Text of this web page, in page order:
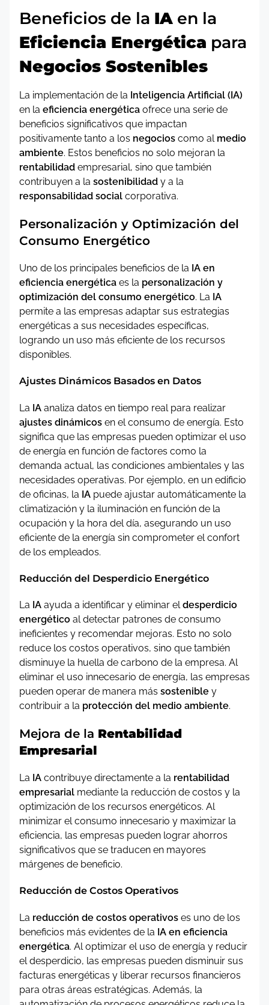
Beneficios de la IA en la
Eficiencia Energética para
Negocios Sostenibles
La implementación de la Inteligencia Artificial (IA)
en la eficiencia energética ofrece una serie de
beneficios significativos que impactan
positivamente tanto a los negocios como al medio
ambiente. Estos beneficios no solo mejoran la
rentabilidad empresarial, sino que también
contribuyen a la sostenibilidad y a la
responsabilidad social corporativa.
Personalización y Optimización del
Consumo Energético
Uno de los principales beneficios de la IA en
eficiencia energética es la personalización y
optimización del consumo energético. La IA
permite a las empresas adaptar sus estrategias
energéticas a sus necesidades específicas,
logrando un uso más eficiente de los recursos
disponibles.
Ajustes Dinámicos Basados en Datos
La IA analiza datos en tiempo real para realizar
ajustes dinámicos en el consumo de energía. Esto
significa que las empresas pueden optimizar el uso
de energía en función de factores como la
demanda actual, las condiciones ambientales y las
necesidades operativas. Por ejemplo, en un edificio
de oficinas, la IA puede ajustar automáticamente la
climatización y la iluminación en función de la
ocupación y la hora del día, asegurando un uso
eficiente de la energía sin comprometer el confort
de los empleados.
Reducción del Desperdicio Energético
La IA ayuda a identificar y eliminar eldesperdicio
energético al detectar patrones de consumo
ineficientes y recomendar mejoras. Esto no solo
reduce los costos operativos, sino que también
disminuye la huella de carbono de la empresa. Al
eliminar el uso innecesario de energía, las empresas
pueden operar de manera más sostenible y
contribuir a la protección del medio ambiente.
Mejora de la Rentabilidad
Empresarial
La IA contribuye directamente a la rentabilidad
empresarial mediante la reducción de costos y la
optimización de los recursos energéticos. Al
minimizar el consumo innecesario y maximizar la
eficiencia, las empresas pueden lograr ahorros
significativos que se traducen en mayores
márgenes de beneficio.
Reducción de Costos Operativos
La reducción de costos operativos es uno de los
beneficios más evidentes de la IA en eficiencia
energética. Al optimizar el uso de energía y reducir
el desperdicio, las empresas pueden disminuir sus
facturas energéticas y liberar recursos financieros
para otras áreas estratégicas. Además, la